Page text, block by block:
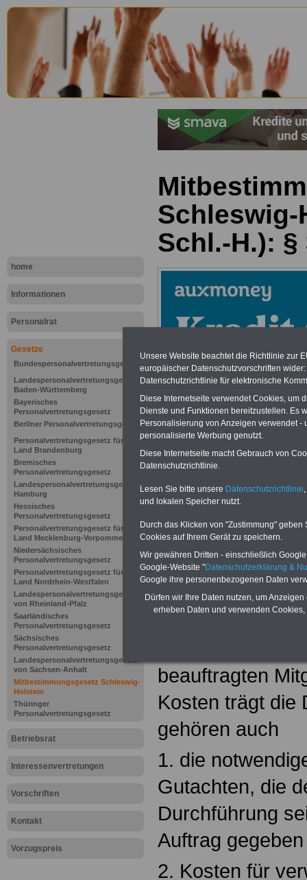
home
Informationen
Personalrat
Gesetze
Bundespersonalvertretungsgesetz
Landespersonalvertretungsgesetz
Baden-Württemberg
Bayerisches
Personalvertretungsgesetz
Berliner Personalvertretungsgesetz
Personalvertretungsgesetz für das
Land Brandenburg
Bremisches
Personalvertretungsgesetz
Landespersonalvertretungsgesetz
Hamburg
Hessisches
Personalvertretungsgesetz
Personalvertretungsgesetz für das
Land Mecklenburg-Vorpommern
Niedersächsisches
Personalvertretungsgesetz
Personalvertretungsgesetz für das
Land Nordrhein-Westfalen
Landespersonalvertretungsgesetz
von Rheinland-Pfalz
Saarländisches
Personalvertretungsgesetz
Sächsisches
Personalvertretungsgesetz
Landespersonalvertretungsgesetz
von Sachsen-Anhalt
Mitbestimmungsgesetz Schleswig-
Holstein
Thüringer
Personalvertretungsgesetz
Betriebsrat
Interessenvertretungen
Vorschriften
Kontakt
Vorzugspreis
Schleswig-
Schl.-H.):
Zur Übersicht
Schleswig-
§ 34Kosten
beauftragten
Kosten trägt die
gehören auch
1. die
Gutachten, die
Durchführung
Auftrag
2. Kosten für
Unsere Website beachtet die Richtlinie zur
europäischer Datenschutzvorschriften
Datenschutzrichtlinie für elektronische
Diese Internetseite verwendet Cookies, um
Dienste und Funktionen bereitzustellen. Es
Personalisierung von Anzeigen verwendet
personalisierte Werbung genutzt.
Diese Internetseite macht Gebrauch von
Datenschutzrichtlinie.
Lesen Sie bitte unsere Datenschutzrichtlinie
und lokalen Speicher nutzt.
Durch das Klicken von "Zustimmung"
Cookies auf Ihrem Gerät zu speichern.
Wir gewähren Dritten - einschließlich
Google-Website "Datenschutzerklärung &
Google ihre personenbezogenen Daten
Dürfen wir Ihre Daten nutzen, um
erheben Daten und verwenden